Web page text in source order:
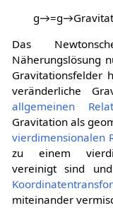
g→=g→Gravitat
Das
Näherungslösung
Gravitationsfelder
veränderliche
allgemeinen
Gravitation als
vierdimensionalen
zu einem
vereinigt sind
miteinander